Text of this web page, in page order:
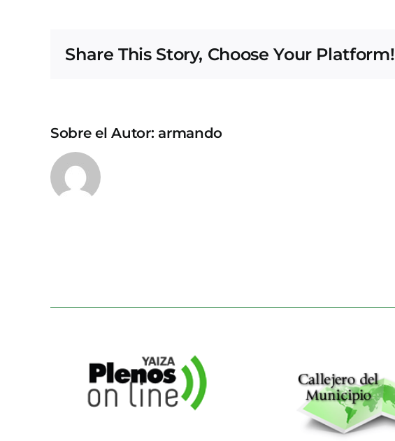
Share This Story, Choose Your Platform!
Sobre el Autor: armando